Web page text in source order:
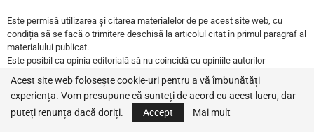
Este permisă utilizarea și citarea materialelor de pe acest site web, cu
condiția să se facă o trimitere deschisă la articolul citat în primul paragraf al
materialului publicat.
Este posibil ca opinia editorială să nu coincidă cu opiniile autorilor
publicațiilor.
© 2022 – All Rights Reserved.Traditia.md
Acest site web folosește cookie-uri pentru a vă îmbunătăți
experiența. Vom presupune că sunteți de acord cu acest lucru, dar
puteți renunța dacă doriți.
Accept Mai mult